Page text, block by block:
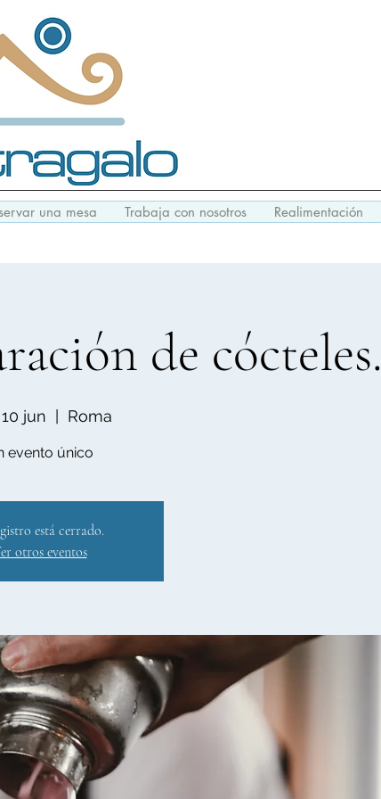
una mesa Trabaja con nosotros Realimentación
de cócteles.
jun Roma
evento único
está cerrado.
otros eventos